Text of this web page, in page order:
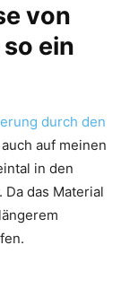
von
ein
durch den
auf meinen
in den
das Material